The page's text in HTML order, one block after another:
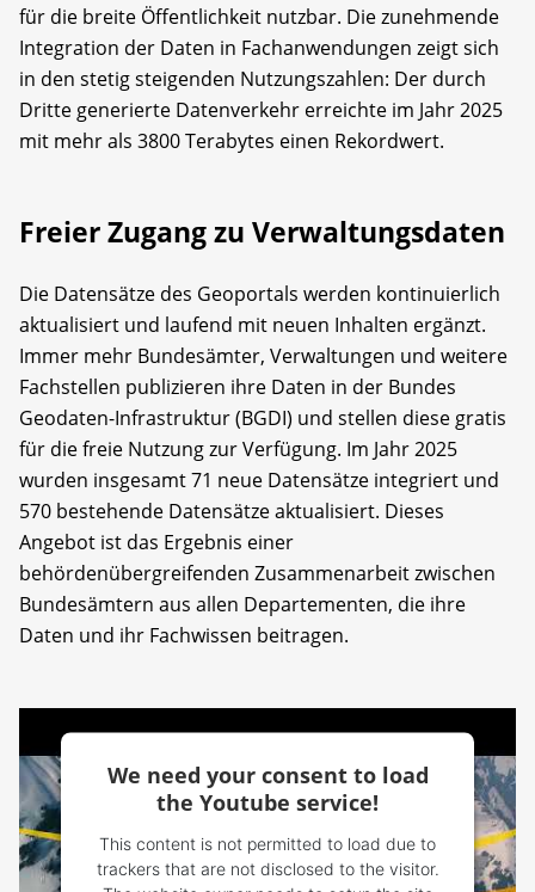
für die breite Öffentlichkeit nutzbar. Die zunehmende
Integration der Daten in Fachanwendungen zeigt sich
in den stetig steigenden Nutzungszahlen: Der durch
Dritte generierte Datenverkehr erreichte im Jahr 2025
mit mehr als 3800 Terabytes einen Rekordwert.
Freier Zugang zu Verwaltungsdaten
Die Datensätze des Geoportals werden kontinuierlich
aktualisiert und laufend mit neuen Inhalten ergänzt.
Immer mehr Bundesämter, Verwaltungen und weitere
Fachstellen publizieren ihre Daten in der Bundes
Geodaten-Infrastruktur (BGDI) und stellen diese gratis
für die freie Nutzung zur Verfügung. Im Jahr 2025
wurden insgesamt 71 neue Datensätze integriert und
570 bestehende Datensätze aktualisiert. Dieses
Angebot ist das Ergebnis einer
behördenübergreifenden Zusammenarbeit zwischen
Bundesämtern aus allen Departementen, die ihre
Daten und ihr Fachwissen beitragen.
We need your consent to load
the Youtube service!
This content is not permitted to load due to
trackers that are not disclosed to the visitor.